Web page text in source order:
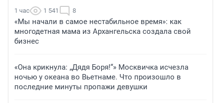
1 час 1 541 8
«Мы начали в самое нестабильное время»: как
многодетная мама из Архангельска создала свой
бизнес
«Она крикнула: „Дядя Боря!“» Москвичка исчезла
ночью у океана во Вьетнаме. Что произошло в
последние минуты пропажи девушки